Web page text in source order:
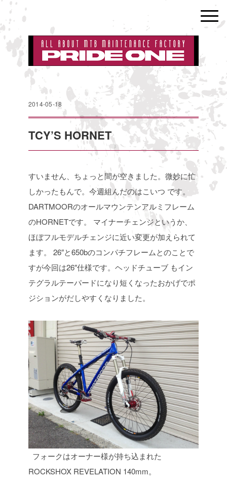
2014-05-18
TCY’S HORNET
すいません、ちょっと間が空きました。微妙に忙
しかったもんで。今週組んだのはこいつ です。
DARTMOORのオールマウンテンアルミフレーム
のHORNETです。
マイナーチェンジというか、
ほぼフルモデルチェンジに近い変更が加えられて
ます。
26″と650bのコンパチフレームとのことで
すが今回は26″仕様です。ヘッドチューブ もイン
テグラルテーパードになり短くなったおかげでポ
ジションがだしやすくなりました。
フォークはオーナー様が持ち込まれた
ROCKSHOX REVELATION 140mm。